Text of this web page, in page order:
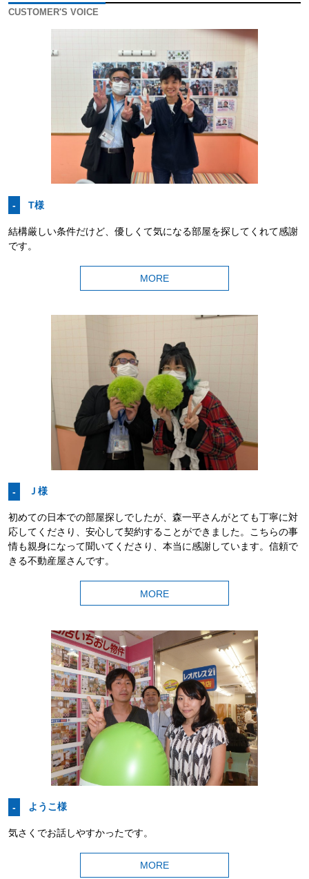
CUSTOMER'S VOICE
- T様
結構厳しい条件だけど、優しくて気になる部屋を探してくれて感謝
です。
MORE
- Ｊ様
初めての日本での部屋探しでしたが、森一平さんがとても丁寧に対
応してくださり、安心して契約することができました。こちらの事
情も親身になって聞いてくださり、本当に感謝しています。信頼で
きる不動産屋さんです。
MORE
- ようこ様
気さくでお話しやすかったです。
MORE